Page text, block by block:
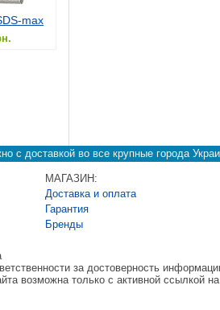
max
с доставкой во все крупные города
МАГАЗИН:
Доставка и оплата
Гарантия
Бренды
за достоверность
возможна только с активной ссылкой